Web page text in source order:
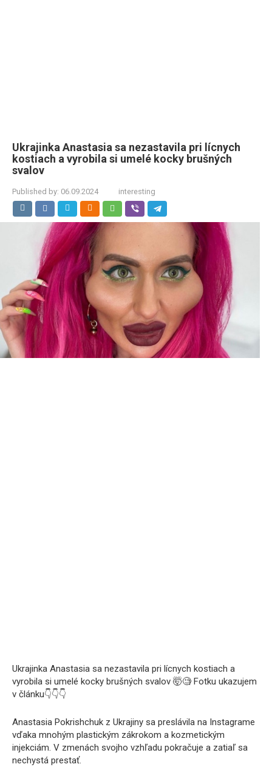
Ukrajinka Anastasia sa nezastavila pri lícnych
kostiach a vyrobila si umelé kocky brušných
svalov
Published by: 06.09.2024 interesting
Ukrajinka Anastasia sa nezastavila pri lícnych kostiach a
vyrobila si umelé kocky brušných svalov 🤯🧐 Fotku ukazujem
v článku👇👇👇
Anastasia Pokrishchuk z Ukrajiny sa preslávila na Instagrame
vďaka mnohým plastickým zákrokom a kozmetickým
injekciám. V zmenách svojho vzhľadu pokračuje a zatiaľ sa
nechystá prestať.